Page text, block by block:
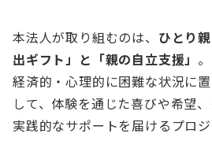
本法人が取り組むのは、 ひとり
出ギフト」と「親の自立支援」 。
経済的・心理的に困難な状況に
して、体験を通じた喜びや希望
実践的なサポートを届けるプロジ